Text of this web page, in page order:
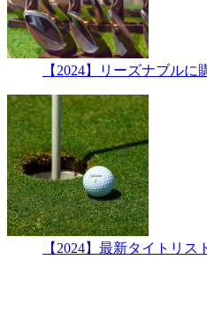
【2024】リーズナブル
【2024】最新タイトリ